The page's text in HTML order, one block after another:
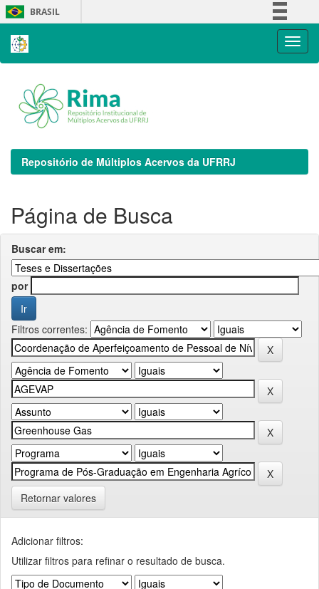
Skip
navigation
BRASIL
Repositório de Múltiplos Acervos da UFRRJ
Página de Busca
Buscar em:
por
Filtros correntes:
Retornar valores
Adicionar filtros:
Utilizar filtros para refinar o resultado de busca.